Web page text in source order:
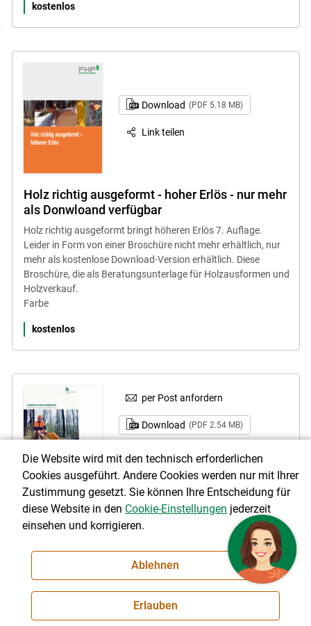
kostenlos
Download (PDF 5.18 MB)
Link teilen
Holz richtig ausgeformt - hoher Erlös - nur mehr
als Donwloand verfügbar
Holz richtig ausgeformt bringt höheren Erlös 7. Auflage.
Leider in Form von einer Broschüre nicht mehr erhältlich, nur
mehr als kostenlose Download-Version erhältlich. Diese
Broschüre, die als Beratungsunterlage für Holzausformen und
Holzverkauf.
Farbe
kostenlos
per Post anfordern
Download (PDF 2.54 MB)
Laubholz richtig ausgeformt
Seit Bestehen der von den Landwirtschaftskammern und
Waldverbänden gemeinsam organisierten
Wertholzsubmissionen in Österreich steigt die Bedeutung von
Laubholz sowohl mengen- als auch wertmäßig. Die Broschüre
"Laubholz richtig ausgeformt" gibt einen Überblick über die in
den ÖHU geregelten Merkmale zur Qualitätsansprache
einzelner Laubholzarten. Diese Broschüre soll somit den
Waldbesitzern helfen, Ausformungsfehler zu vermeiden und
das Holz optimal ausgeformt auf den Markt zu bringen. Die
Die Website wird mit den technisch erforderlichen
Cookies ausgeführt. Andere Cookies werden nur mit Ihrer
Zustimmung gesetzt. Sie können Ihre Entscheidung für
diese Website in den Cookie-Einstellungen jederzeit
einsehen und korrigieren.
Ablehnen
Erlauben